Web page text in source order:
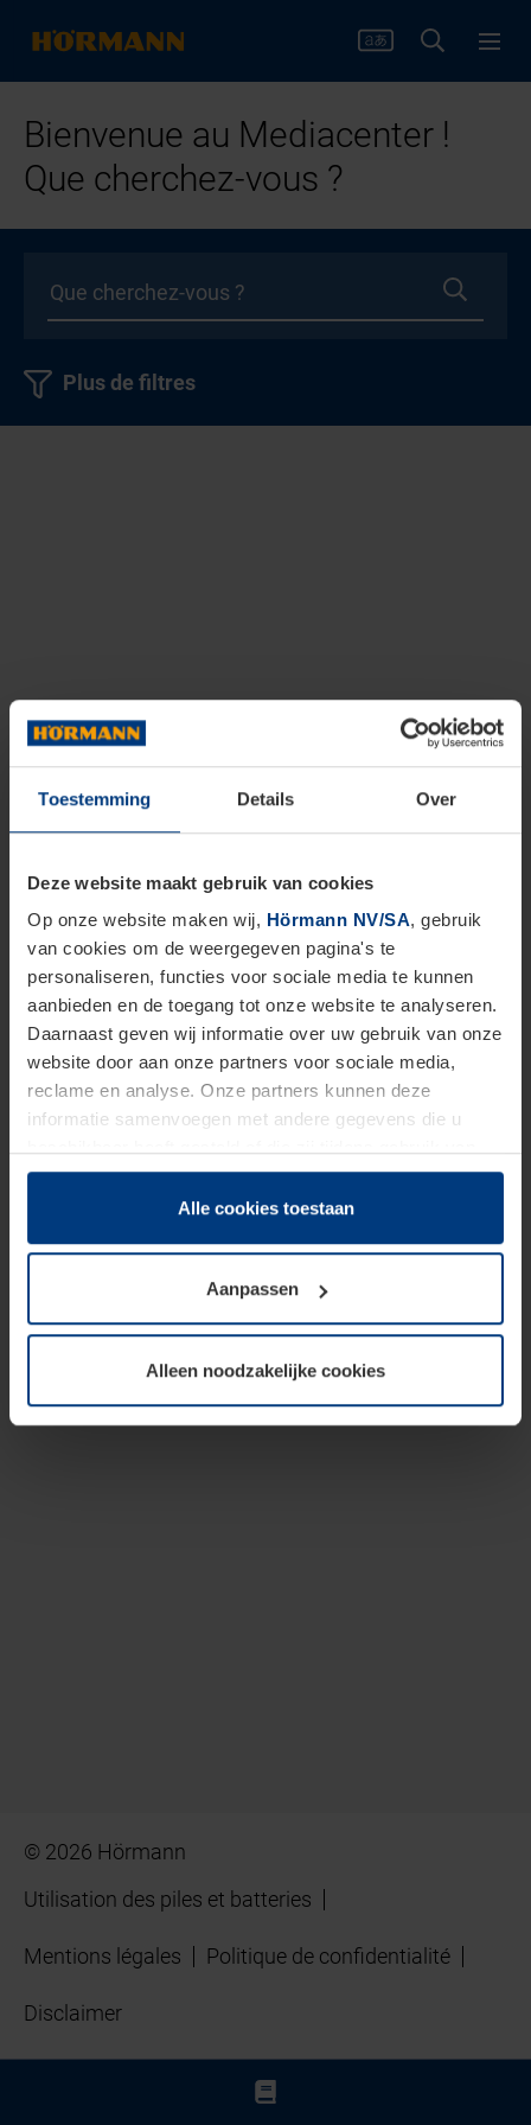
Toestemming Details Over
Deze website maakt gebruik van cookies
Op onze website maken wij, Hörmann NV/SA, gebruik
van cookies om de weergegeven pagina's te
personaliseren, functies voor sociale media te kunnen
aanbieden en de toegang tot onze website te analyseren.
Daarnaast geven wij informatie over uw gebruik van onze
website door aan onze partners voor sociale media,
reclame en analyse. Onze partners kunnen deze
informatie samenvoegen met andere gegevens die u
hun diensten hebben verzameld.
Juridisch hebben wij het recht om cookies op uw
van deze pagina's absoluut vereist is. Voor alle andere
soorten cookies is uw toestemming benodigd. Uw
toestemming kunt u op elk moment bij de uitleg van de
wijzigen of herroepen.
Alle cookies toestaan
Aanpassen
Alleen noodzakelijke cookies
Bienvenue au Mediacenter !
Que cherchez-vous ?
Plus de filtres
© 2026 Hörmann
Utilisation des piles et batteries
Mentions légales Politique de confidentialité
Disclaimer